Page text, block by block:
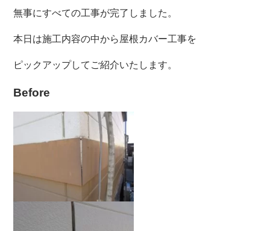
無事にすべての工事が完了しました。
本日は施工内容の中から屋根カバー工事を
ピックアップしてご紹介いたします。
Before